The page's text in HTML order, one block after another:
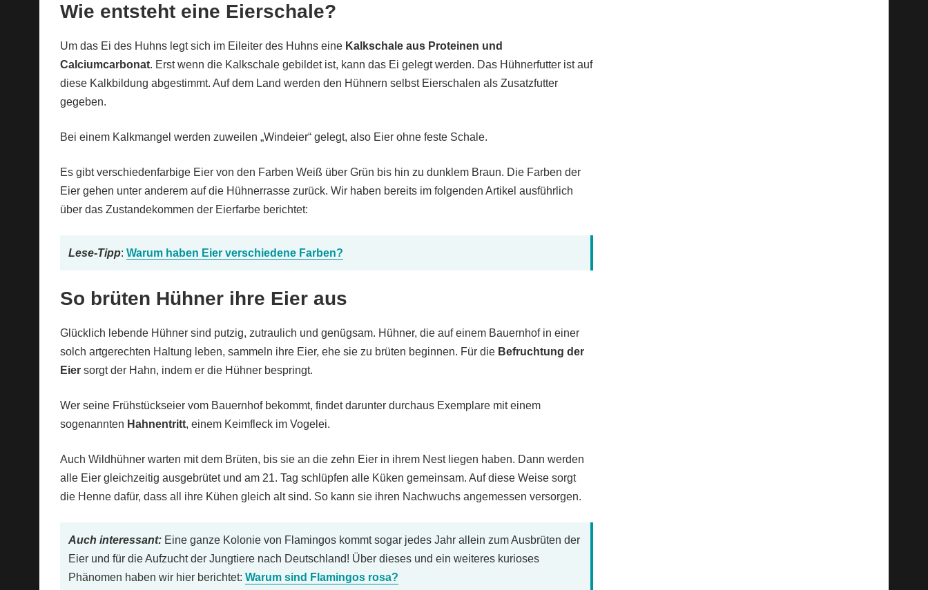
Wie entsteht eine Eierschale?
Um das Ei des Huhns legt sich im Eileiter des Huhns eine Kalkschale aus Proteinen und
Calciumcarbonat. Erst wenn die Kalkschale gebildet ist, kann das Ei gelegt werden. Das Hühnerfutter ist auf
diese Kalkbildung abgestimmt. Auf dem Land werden den Hühnern selbst Eierschalen als Zusatzfutter
gegeben.
Bei einem Kalkmangel werden zuweilen „Windeier“ gelegt, also Eier ohne feste Schale.
Es gibt verschiedenfarbige Eier von den Farben Weiß über Grün bis hin zu dunklem Braun. Die Farben der
Eier gehen unter anderem auf die Hühnerrasse zurück. Wir haben bereits im folgenden Artikel ausführlich
über das Zustandekommen der Eierfarbe berichtet:
Lese-Tipp: Warum haben Eier verschiedene Farben?
So brüten Hühner ihre Eier aus
Glücklich lebende Hühner sind putzig, zutraulich und genügsam. Hühner, die auf einem Bauernhof in einer
solch artgerechten Haltung leben, sammeln ihre Eier, ehe sie zu brüten beginnen. Für die Befruchtung der
Eier sorgt der Hahn, indem er die Hühner bespringt.
Wer seine Frühstückseier vom Bauernhof bekommt, findet darunter durchaus Exemplare mit einem
sogenannten Hahnentritt, einem Keimfleck im Vogelei.
Auch Wildhühner warten mit dem Brüten, bis sie an die zehn Eier in ihrem Nest liegen haben. Dann werden
alle Eier gleichzeitig ausgebrütet und am 21. Tag schlüpfen alle Küken gemeinsam. Auf diese Weise sorgt
die Henne dafür, dass all ihre Kühen gleich alt sind. So kann sie ihren Nachwuchs angemessen versorgen.
Auch interessant: Eine ganze Kolonie von Flamingos kommt sogar jedes Jahr allein zum Ausbrüten der
Eier und für die Aufzucht der Jungtiere nach Deutschland! Über dieses und ein weiteres kurioses
Phänomen haben wir hier berichtet: Warum sind Flamingos rosa?